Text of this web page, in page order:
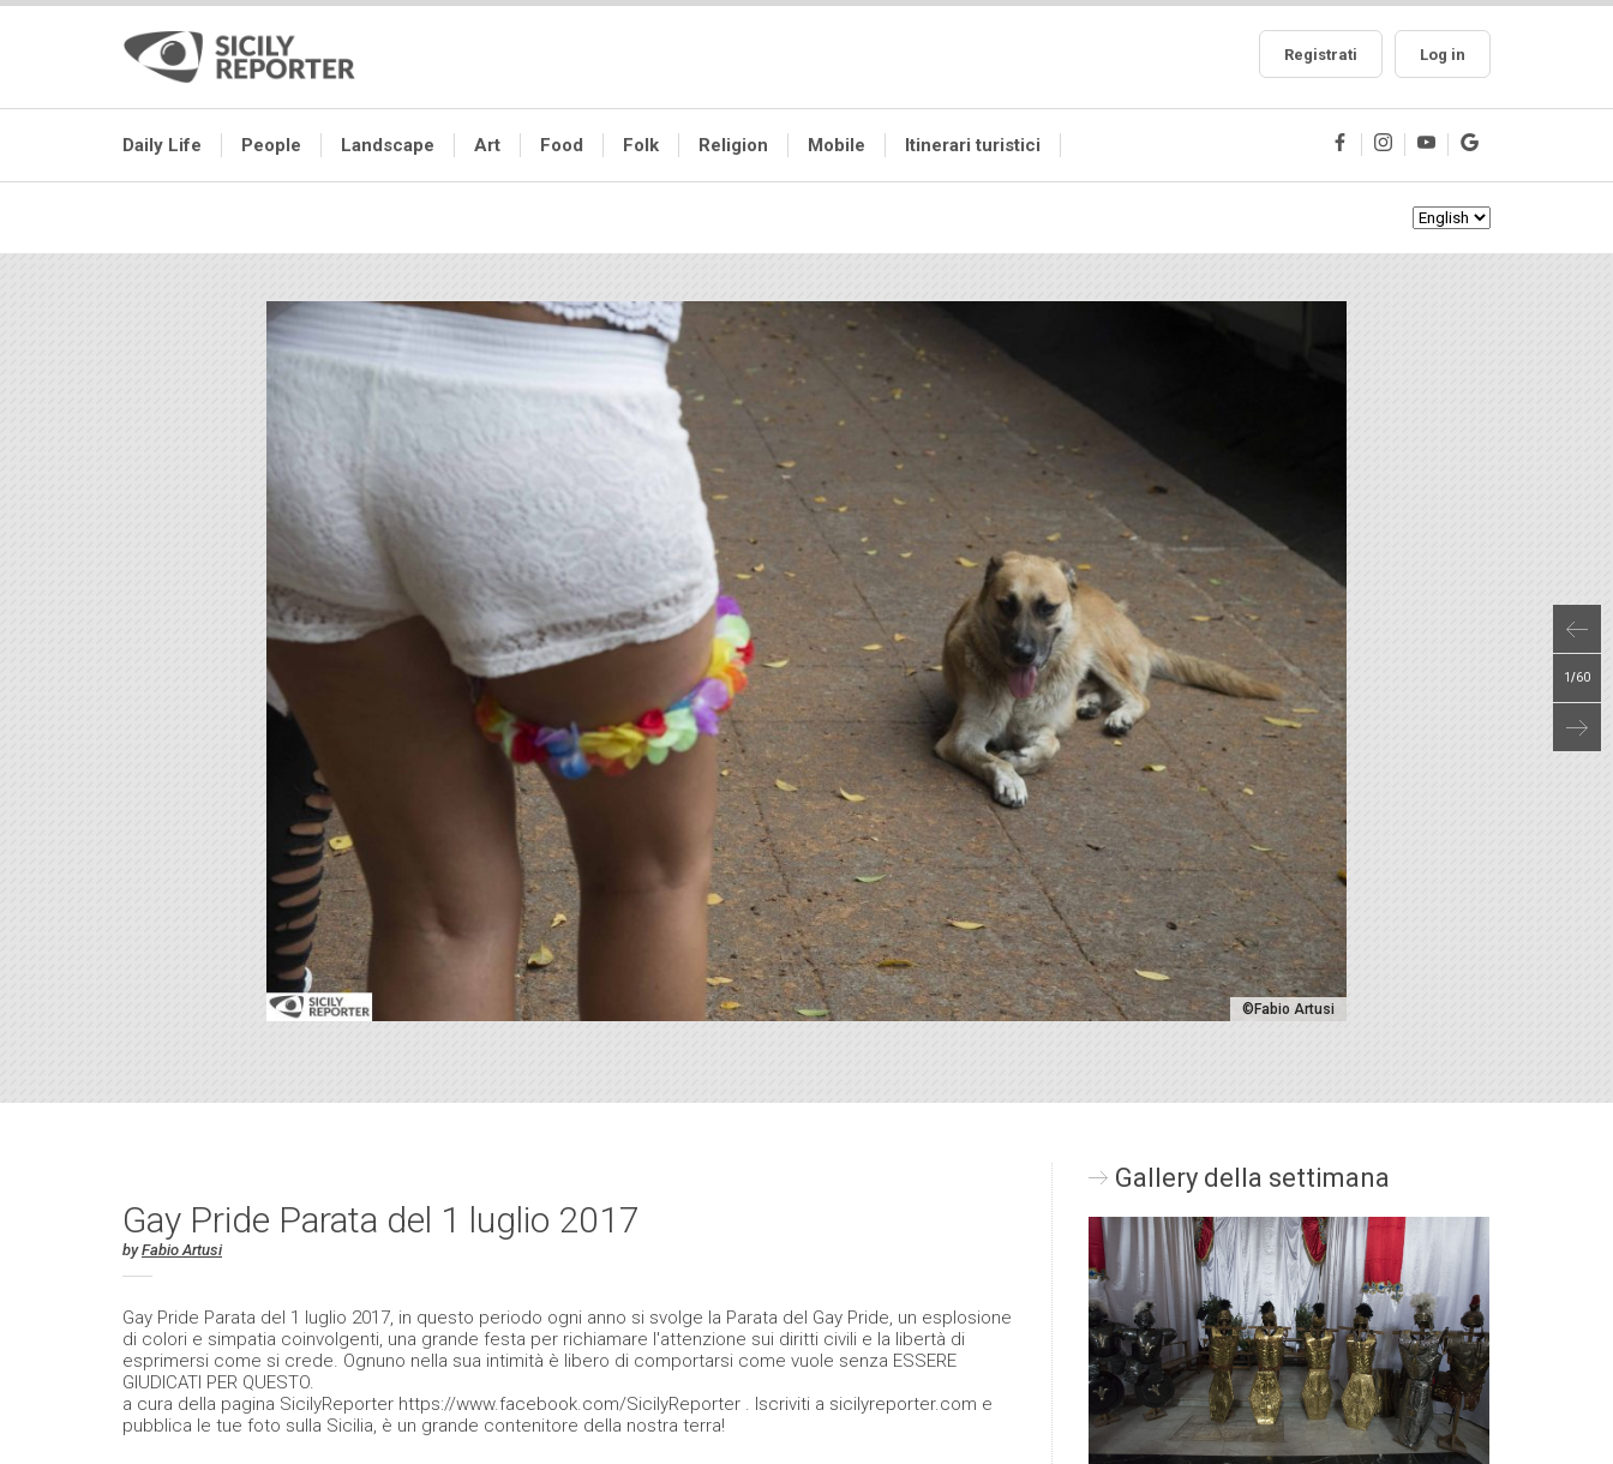
Registrati Log in
Daily Life People Landscape Art Food Folk Religion Mobile Itinerari turistici
©Fabio Artusi
1 /60
Gay Pride Parata del 1 luglio 2017
byFabio Artusi
Gay Pride Parata del 1 luglio 2017, in questo periodo ogni anno si svolge la Parata del Gay Pride, un esplosione
di colori e simpatia coinvolgenti, una grande festa per richiamare l'attenzione sui diritti civili e la libertà di
esprimersi come si crede. Ognuno nella sua intimità è libero di comportarsi come vuole senza ESSERE
GIUDICATI PER QUESTO.
a cura della pagina SicilyReporter https://www.facebook.com/SicilyReporter . Iscriviti a sicilyreporter.com e
pubblica le tue foto sulla Sicilia, è un grande contenitore della nostra terra!
Gallery della settimana